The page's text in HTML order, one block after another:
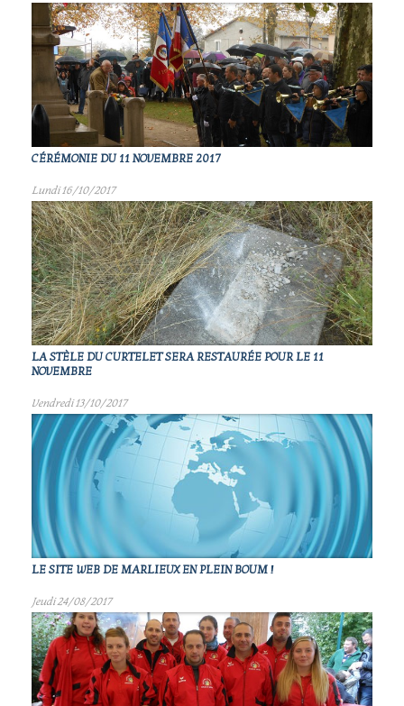
CÉRÉMONIE DU 11 NOVEMBRE 2017
Lundi 16/10/2017
LA STÈLE DU CURTELET SERA RESTAURÉE POUR LE 11
NOVEMBRE
Vendredi 13/10/2017
LE SITE WEB DE MARLIEUX EN PLEIN BOUM !
Jeudi 24/08/2017